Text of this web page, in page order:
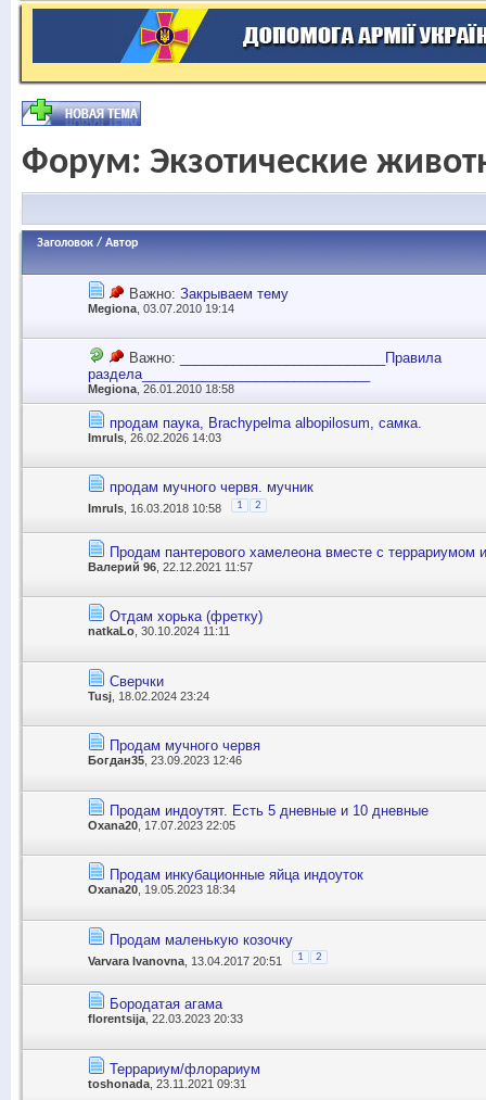
Форум: Экзотические
Заголовок / Автор
Важно: Закрываем тему
Megiona , 03.07.2010 19:14
Важно:
___________________________Правила
раздела______________________________
Megiona, 26.01.2010 18:58
продам паука, Brachypelma albopilosum, самка.
Imruls , 26.02.2026 14:03
продам мучного червя. мучник
Imruls , 16.03.2018 10:58 1 2
Продам пантерового хамелеона вместе с
Валерий 96 , 22.12.2021 11:57
Отдам хорька (фретку)
natkaLo , 30.10.2024 11:11
Сверчки
Tusj , 18.02.2024 23:24
Продам мучного червя
Богдан35 , 23.09.2023 12:46
Продам индоутят. Есть 5 дневные и 10 дневные
Oxana20 , 17.07.2023 22:05
Продам инкубационные яйца индоуток
Oxana20 , 19.05.2023 18:34
Продам маленькую козочку
Varvara Ivanovna , 13.04.2017 20:51 1 2
Бородатая агама
florentsija , 22.03.2023 20:33
Террариум/флорариум
toshonada , 23.11.2021 09:31